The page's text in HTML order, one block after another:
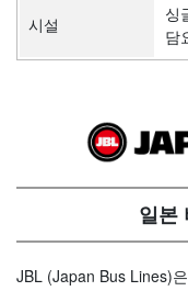
시설 싱
담
일본
JBL (Japan Bus Lines)